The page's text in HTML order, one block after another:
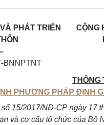
PHÁT TRIỂN
BNNPTNT
CỘNG
THÔNG
PHƯƠNG PHÁP ĐỊNH
15/2017/NĐ-CP ngày 17
và cơ cấu tổ chức của Bộ